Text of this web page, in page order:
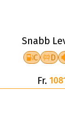
Snabb
C D
Fr.